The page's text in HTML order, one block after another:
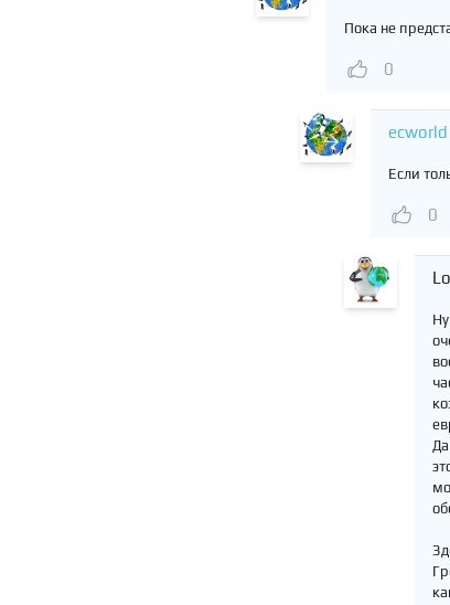
Пока не
0
ecworld
Если
0